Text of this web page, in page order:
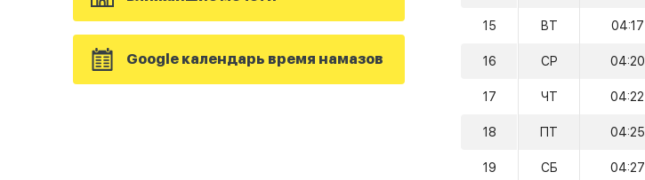
Google календарь время намазов
15 ВТ 04:17
16 СР 04:20
17 ЧТ 04:22
18 ПТ 04:25
19 СБ 04:27